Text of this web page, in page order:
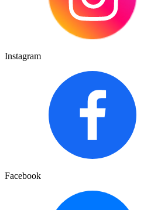
Instagram
Facebook